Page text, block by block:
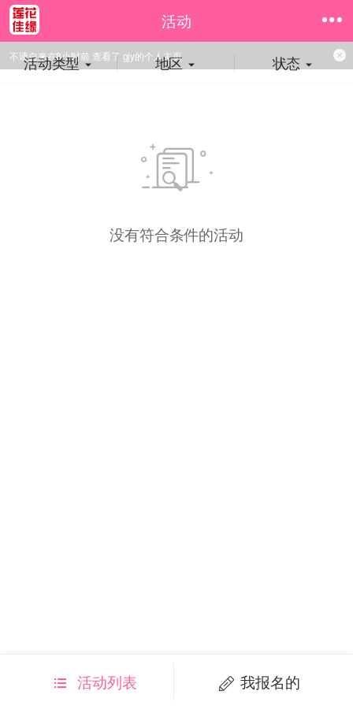
活动
活动类型 地区 状态
没有符合条件的活动
活动列表 我报名的
不请自来在8小时前 查看了 gjy的个人主页